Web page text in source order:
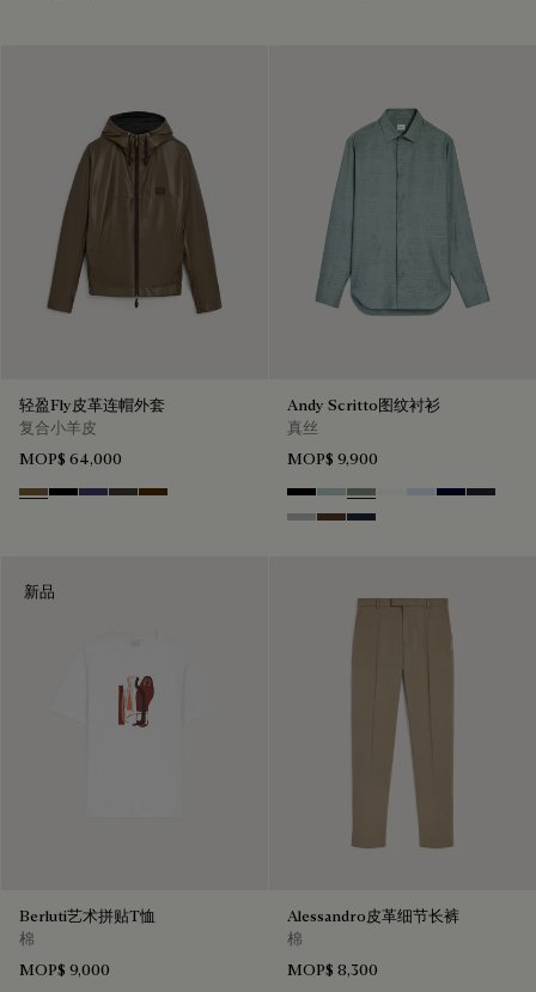
轻盈Fly皮革连帽外套
复合小羊皮
MOP$ 64,000
KakiNoirMarineBrown Taupe
Chocolate Brown
Andy Scritto图纹衬衫
真丝
MOP$ 9,900
NoirDuck Egg
Slate Green
Blanc Optique
Sky Blue
Nero Blue
Cold
Icy Grey
Earth Brown
Blue Indigo
新品
Berluti艺术拼贴T恤
棉
MOP$ 9,000
Alessandro皮革细节长裤
棉
MOP$ 8,300